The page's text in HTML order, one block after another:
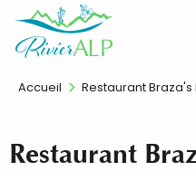
contenu
FR
Accueil Restaurant
Restaurant